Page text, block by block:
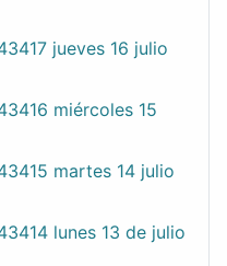
jueves 16 julio
miércoles 15
martes 14 julio
lunes 13 de julio